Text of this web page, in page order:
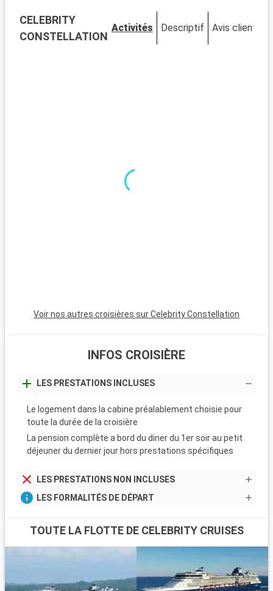
célèbre pour ses anciennes fabriques de cigares et son
ambiance nocturne. Le Tampa Riverwalk, longeant la rivière,
relie diverses attractions, dont le Florida Aquarium, et est
national de Myakka River, à environ 100 kilomètres, attire les
amoureux de la nature et les randonneurs. Orlando, à environ
CELEBRITY
CONSTELLATION
Activités Descriptif Avis clients
Voir nos autres croisières sur Celebrity Constellation
INFOS CROISIÈRE
LES PRESTATIONS INCLUSES
Le logement dans la cabine préalablement choisie pour
toute la durée de la croisière
La pension complète a bord du diner du 1er soir au petit
déjeuner du dernier jour hors prestations spécifiques
LES PRESTATIONS NON INCLUSES
LES FORMALITÉS DE DÉPART
TOUTE LA FLOTTE DE CELEBRITY CRUISES